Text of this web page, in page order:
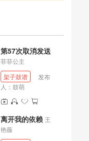
第57次取消发送
菲菲公主
架子鼓谱
发布
人： 鼓萌
离开我的依赖 王
艳薇